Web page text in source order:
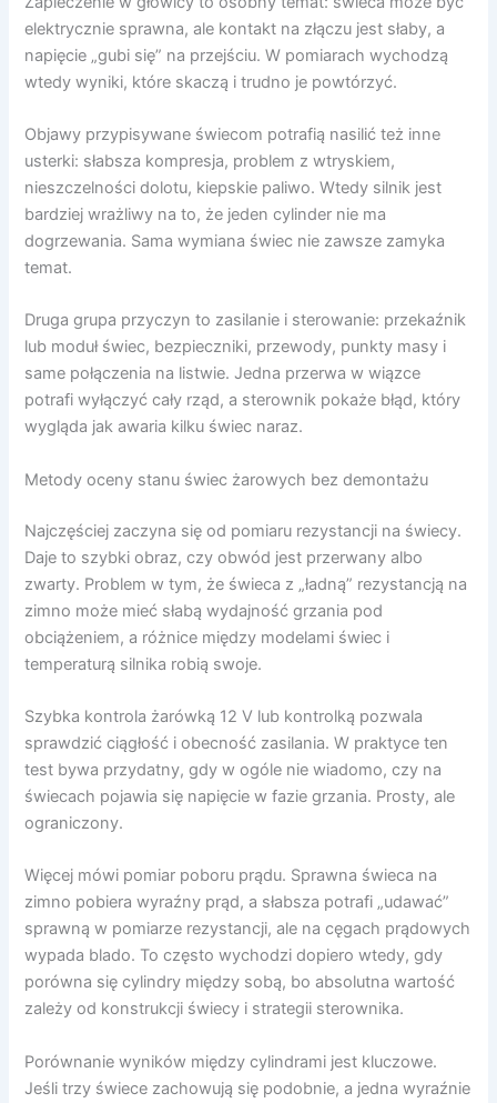
elektrycznie sprawna, ale kontakt na złączu jest słaby, a
napięcie „gubi się” na przejściu. W pomiarach wychodzą
wtedy wyniki, które skaczą i trudno je powtórzyć.
Objawy przypisywane świecom potrafią nasilić też inne
usterki: słabsza kompresja, problem z wtryskiem,
nieszczelności dolotu, kiepskie paliwo. Wtedy silnik jest
bardziej wrażliwy na to, że jeden cylinder nie ma
dogrzewania. Sama wymiana świec nie zawsze zamyka
temat.
Druga grupa przyczyn to zasilanie i sterowanie: przekaźnik
lub moduł świec, bezpieczniki, przewody, punkty masy i
same połączenia na listwie. Jedna przerwa w wiązce
potrafi wyłączyć cały rząd, a sterownik pokaże błąd, który
wygląda jak awaria kilku świec naraz.
Metody oceny stanu świec żarowych bez demontażu
Najczęściej zaczyna się od pomiaru rezystancji na świecy.
Daje to szybki obraz, czy obwód jest przerwany albo
zwarty. Problem w tym, że świeca z „ładną” rezystancją na
zimno może mieć słabą wydajność grzania pod
obciążeniem, a różnice między modelami świec i
temperaturą silnika robią swoje.
Szybka kontrola żarówką 12 V lub kontrolką pozwala
sprawdzić ciągłość i obecność zasilania. W praktyce ten
test bywa przydatny, gdy w ogóle nie wiadomo, czy na
świecach pojawia się napięcie w fazie grzania. Prosty, ale
ograniczony.
Więcej mówi pomiar poboru prądu. Sprawna świeca na
zimno pobiera wyraźny prąd, a słabsza potrafi „udawać”
sprawną w pomiarze rezystancji, ale na cęgach prądowych
wypada blado. To często wychodzi dopiero wtedy, gdy
porówna się cylindry między sobą, bo absolutna wartość
zależy od konstrukcji świecy i strategii sterownika.
Porównanie wyników między cylindrami jest kluczowe.
Jeśli trzy świece zachowują się podobnie, a jedna wyraźnie